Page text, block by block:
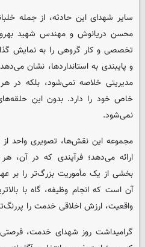
سایر شهدای این حادثه، از جمله
محسن دریانوش و مهندس شهید
تخصصی و کار گروهی را به نمایش
و پایبندی به استانداردها، نشان
مدیریتی خلاصه نمی‌شود، بلکه
خاص خود را دارد. بدون این
نمی‌شود.
مجموعه این نقش‌ها، تصویری واحد
ارائه می‌دهد؛ فرآیندی که در
بخشی از یک مأموریت بزرگ‌تر را بر
آن است که انجام وظیفه، گاه با
واقعیت، ارزش اخلاقی خدمت را
گرامیداشت روز شهدای خدمت،